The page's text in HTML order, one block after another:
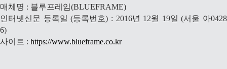
매체명 : 블루프레임(BLUEFRAME)
인터넷신문 등록일 (등록번호) : 2016년 12월 19일 (서울 아0428
6)
사이트 : https://www.blueframe.co.kr